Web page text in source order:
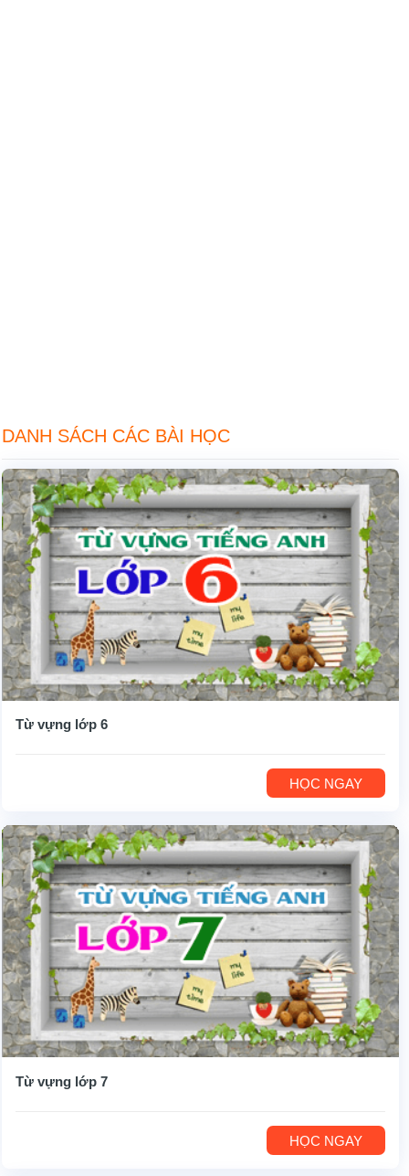
DANH SÁCH CÁC BÀI HỌC
Từ vựng lớp 6
HỌC NGAY
Từ vựng lớp 7
HỌC NGAY